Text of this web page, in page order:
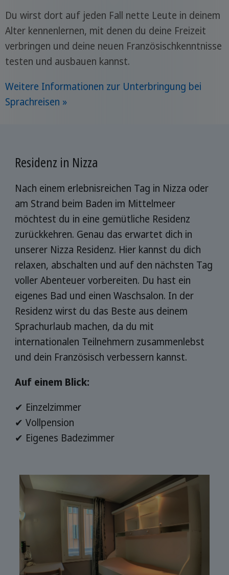
Du wirst dort auf jeden Fall nette Leute in deinem
Alter kennenlernen, mit denen du deine Freizeit
verbringen und deine neuen Französischkenntnisse
testen und ausbauen kannst.
Weitere Informationen zur Unterbringung bei
Sprachreisen »
Residenz in Nizza
Nach einem erlebnisreichen Tag in Nizza oder
am Strand beim Baden im Mittelmeer
möchtest du in eine gemütliche Residenz
zurückkehren. Genau das erwartet dich in
unserer Nizza Residenz. Hier kannst du dich
relaxen, abschalten und auf den nächsten Tag
voller Abenteuer vorbereiten. Du hast ein
eigenes Bad und einen Waschsalon. In der
Residenz wirst du das Beste aus deinem
Sprachurlaub machen, da du mit
internationalen Teilnehmern zusammenlebst
und dein Französisch verbessern kannst.
Auf einem Blick:
✔ Einzelzimmer
✔ Vollpension
✔ Eigenes Badezimmer